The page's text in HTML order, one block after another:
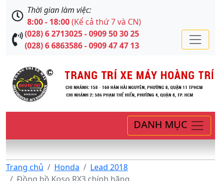
Thời gian làm việc:
8:00 - 18:00(Kể cả thứ 7 và CN)
(028) 6 2713025 - 0909 50 30 25
(028) 6 6863586 - 0909 47 47 13
DANH MỤC
Trang chủ Honda
Lead 2018